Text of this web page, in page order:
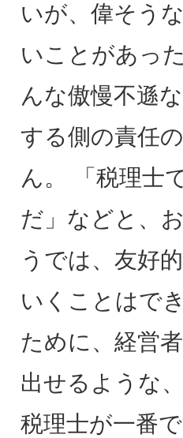
いが、偉そう
いことがあっ
んな傲慢不遜
する側の責任
ん。 「税理士
だ」などと、
うでは、友好
いくことはで
ために、経営
出せるような
税理士が一番で